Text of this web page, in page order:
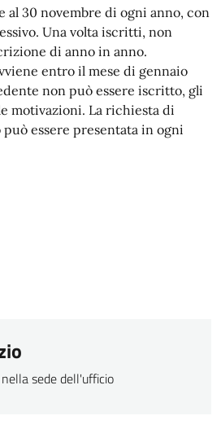
al 30 novembre di ogni anno, con
Una volta iscritti, non
di anno in anno.
entro il mese di gennaio
non può essere iscritto, gli
motivazioni. La richiesta di
essere presentata in ogni
sede dell'ufficio